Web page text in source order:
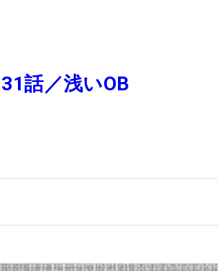
話／浅いOB